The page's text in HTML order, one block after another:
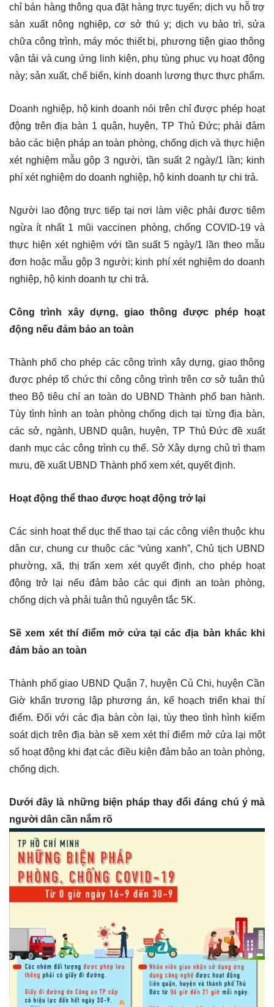
chỉ bán hàng thông qua đặt hàng trực tuyến; dịch vụ hỗ trợ
sản xuất nông nghiệp, cơ sở thú y; dịch vụ bảo trì, sửa
chữa công trình, máy móc thiết bị, phương tiện giao thông
vận tải và cung ứng linh kiện, phụ tùng phục vụ hoạt động
này; sản xuất, chế biến, kinh doanh lương thực thực phẩm.
Doanh nghiệp, hộ kinh doanh nói trên chỉ được phép hoạt
động trên địa bàn 1 quận, huyện, TP Thủ Đức; phải đảm
bảo các biện pháp an toàn phòng, chống dịch và thực hiện
xét nghiệm mẫu gộp 3 người, tần suất 2 ngày/1 lần; kinh
phí xét nghiệm do doanh nghiệp, hộ kinh doanh tự chi trả.
Người lao động trực tiếp tại nơi làm việc phải được tiêm
ngừa ít nhất 1 mũi vaccinen phòng, chống COVID-19 và
thực hiện xét nghiệm với tần suất 5 ngày/1 lần theo mẫu
đơn hoặc mẫu gộp 3 người; kinh phí xét nghiệm do doanh
nghiệp, hộ kinh doanh tự chi trả.
Công trình xây dựng, giao thông được phép hoạt
động nếu đảm bảo an toàn
Thành phố cho phép các công trình xây dựng, giao thông
được phép tổ chức thi công công trình trên cơ sở tuân thủ
theo Bộ tiêu chí an toàn do UBND Thành phố ban hành.
Tùy tình hình an toàn phòng chống dịch tại từng địa bàn,
các sở, ngành, UBND quận, huyện, TP Thủ Đức đề xuất
danh mục các công trình cụ thể. Sở Xây dựng chủ trì tham
mưu, đề xuất UBND Thành phố xem xét, quyết định.
Hoạt động thể thao được hoạt động trở lại
Các sinh hoạt thể dục thể thao tại các công viên thuộc khu
dân cư, chung cư thuộc các “vùng xanh”, Chủ tịch UBND
phường, xã, thị trấn xem xét quyết định, cho phép hoạt
động trở lại nếu đảm bảo các qui định an toàn phòng,
chống dịch và phải tuân thủ nguyên tắc 5K.
Sẽ xem xét thí điểm mở cửa tại các địa bàn khác khi
đảm bảo an toàn
Thành phố giao UBND Quận 7, huyện Củ Chi, huyện Cần
Giờ khẩn trương lập phương án, kế hoạch triển khai thí
điểm. Đối với các địa bàn còn lại, tùy theo tình hình kiểm
soát dịch trên địa bàn sẽ xem xét thí điểm mở cửa lại một
số hoạt động khi đạt các điều kiện đảm bảo an toàn phòng,
chống dịch.
Dưới đây là những biện pháp thay đổi đáng chú ý mà
người dân cần nắm rõ